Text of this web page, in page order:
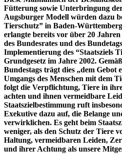
Fütterung sowie Unterbringung
Augsburger Modell würden dazu
Tierschutz” in Baden-
erlangte bereits vor über 20
des Bundesrates und des
Implementierung des “Staatsziels
Grundgesetz im Jahre 2002.
Bundestags trägt dies „dem Gebot
Umgangs des Menschen mit dem
folgt die Verpflichtung, Tiere in
achten und ihnen vermeidbare
Staatszielbestimmung ruft
Exekutive dazu auf, die Belange
verwirklichen. Es geht beim
weniger, als den Schutz der Tiere
Haltung, vermeidbaren Leiden,
und ihrer Achtung als unsere